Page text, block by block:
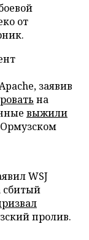
от
заявив
на
выжили
WSJ
сбитый
пролив.